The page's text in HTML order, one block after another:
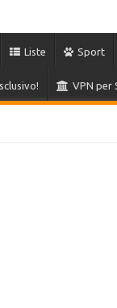
Liste Sport
VPN per